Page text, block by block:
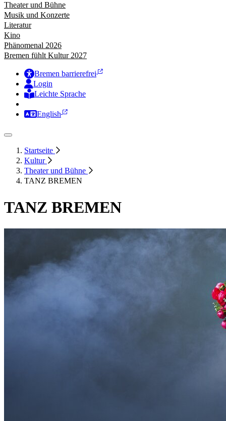
Theater und Bühne
Musik und Konzerte
Literatur
Kino
Phänomenal 2026
Bremen fühlt Kultur 2027
Bremen barrierefrei
Login
Leichte Sprache
English
Startseite
Kultur
Theater und Bühne
TANZ BREMEN
TANZ BREMEN